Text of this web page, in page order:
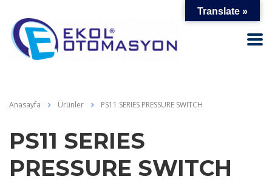
Anasayfa Ürünler PS11 SERIES PRESSURE SWITCH
PS11 SERIES
PRESSURE SWITCH
Translate »